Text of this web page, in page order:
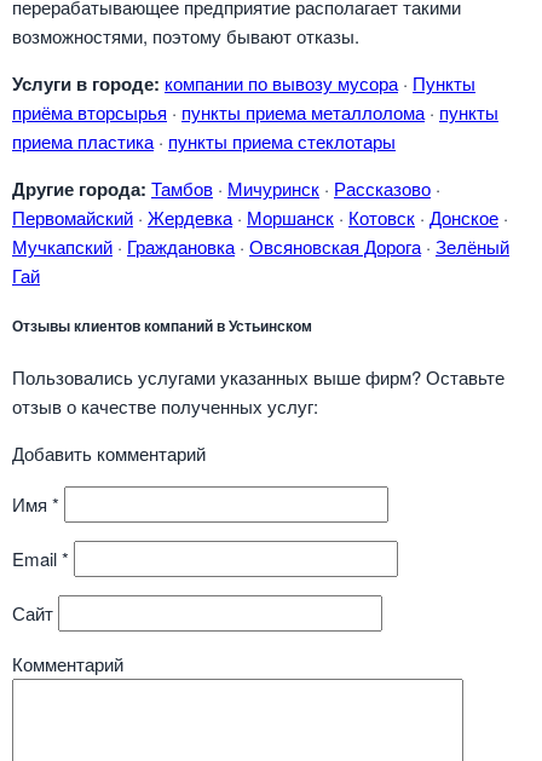
перерабатывающее предприятие располагает такими
возможностями, поэтому бывают отказы.
Услуги в городе: компании по вывозу мусора · Пункты
приёма вторсырья · пункты приема металлолома · пункты
приема пластика · пункты приема стеклотары
Другие города: Тамбов · Мичуринск · Рассказово ·
Первомайский · Жердевка · Моршанск · Котовск · Донское ·
Мучкапский · Граждановка · Овсяновская Дорога · Зелёный
Гай
Отзывы клиентов компаний в Устьинском
Пользовались услугами указанных выше фирм? Оставьте
отзыв о качестве полученных услуг:
Добавить комментарий
Имя *
Email*
Сайт
Комментарий